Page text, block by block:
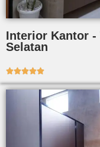
Interior Kantor -
Selatan
